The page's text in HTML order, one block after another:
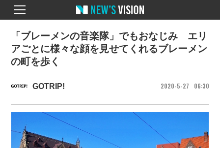
GOTRIP! 2020 5 27 06 30
「ブレーメンの音楽隊」でもおなじみ エリ
アごとに様々な顔を見せてくれるブレーメン
の町を歩く